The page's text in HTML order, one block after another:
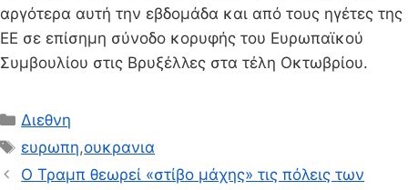
αργότερα αυτή την εβδομάδα και από τους ηγέτες της
ΕΕ σε επίσημη σύνοδο κορυφής του Ευρωπαϊκού
Συμβουλίου στις Βρυξέλλες στα τέλη Οκτωβρίου.
Κατηγορίες
Διεθνη
Ετικέτες
ευρωπη,ουκρανια
Ο Τραμπ θεωρεί «στίβο μάχης» τις πόλεις των